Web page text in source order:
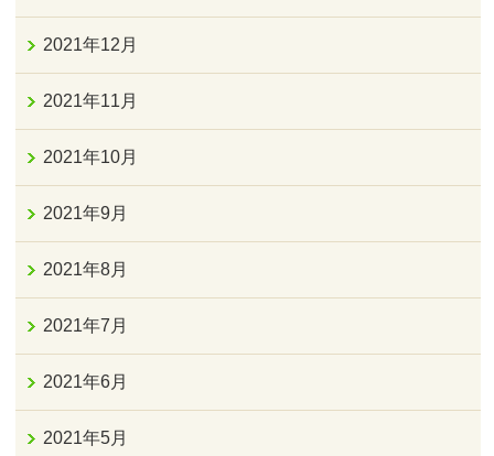
2021年12月
2021年11月
2021年10月
2021年9月
2021年8月
2021年7月
2021年6月
2021年5月